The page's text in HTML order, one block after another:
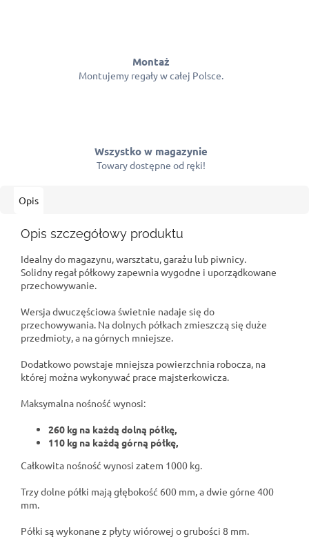
Montaż
Montujemy regały w całej Polsce.
Wszystko w magazynie
Towary dostępne od ręki!
Opis
Opis szczegółowy produktu
Idealny do magazynu, warsztatu, garażu lub piwnicy.
Solidny regał półkowy zapewnia wygodne i uporządkowane
przechowywanie.
Wersja dwuczęściowa świetnie nadaje się do
przechowywania. Na dolnych półkach zmieszczą się duże
przedmioty, a na górnych mniejsze.
Dodatkowo powstaje mniejsza powierzchnia robocza, na
której można wykonywać prace majsterkowicza.
Maksymalna nośność wynosi:
260 kg na każdą dolną półkę,
110 kg na każdą górną półkę,
Całkowita nośność wynosi zatem 1000 kg.
Trzy dolne półki mają głębokość 600 mm, a dwie górne 400
mm.
Półki są wykonane z płyty wiórowej o grubości 8 mm.